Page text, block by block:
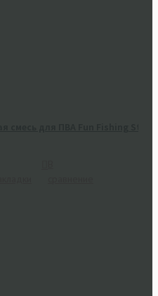
смесь для ПВА Fun Fishing